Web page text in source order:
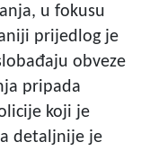
u fokusu
prijedlog je
obveze
pripada
koji je
detaljnije je